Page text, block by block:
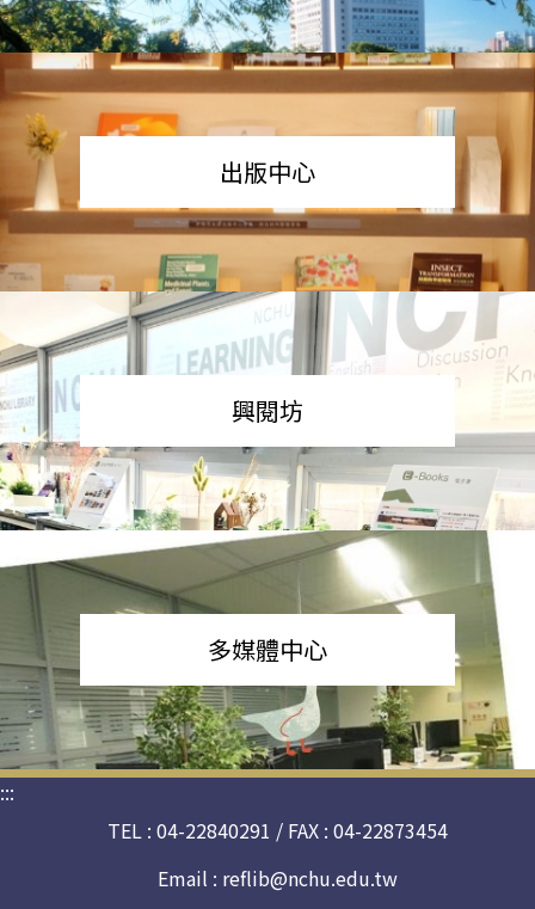
出版中心
興閱坊
多媒體中心
:::
TEL : 04-22840291 / FAX : 04-22873454
Email : reflib@nchu.edu.tw